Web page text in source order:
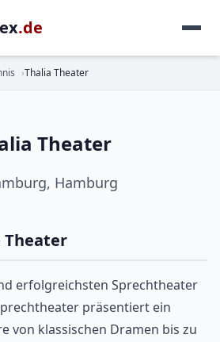
.de
Thalia Theater
SCHAUSPIEL
Theater
Hamburg
Theater
erfolgreichsten Sprechtheater
präsentiert ein
von klassischen Dramen bis zu